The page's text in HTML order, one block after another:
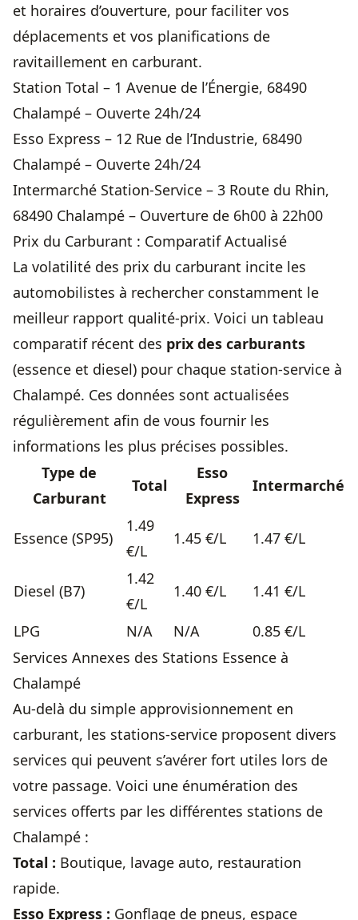
et horaires d’ouverture, pour faciliter vos
déplacements et vos planifications de
ravitaillement en carburant.
Station Total – 1 Avenue de l’Énergie, 68490
Chalampé – Ouverte 24h/24
Esso Express – 12 Rue de l’Industrie, 68490
Chalampé – Ouverte 24h/24
Intermarché Station-Service – 3 Route du Rhin,
68490 Chalampé – Ouverture de 6h00 à 22h00
Prix du Carburant : Comparatif Actualisé
La volatilité des prix du carburant incite les
automobilistes à rechercher constamment le
meilleur rapport qualité-prix. Voici un tableau
comparatif récent des prix des carburants
(essence et diesel) pour chaque station-service à
Chalampé. Ces données sont actualisées
régulièrement afin de vous fournir les
informations les plus précises possibles.
Type de
Carburant
Total
Esso
Express
Intermarché
Essence (SP95)
1.49
€/L
1.45 €/L 1.47 €/L
Diesel (B7)
1.42
€/L
1.40 €/L 1.41 €/L
LPG N/A N/A
0.85 €/L
Services Annexes des Stations Essence à
Chalampé
Au-delà du simple approvisionnement en
carburant, les stations-service proposent divers
services qui peuvent s’avérer fort utiles lors de
votre passage. Voici une énumération des
services offerts par les différentes stations de
Chalampé :
Total : Boutique, lavage auto, restauration
rapide.
Esso Express : Gonflage de pneus, espace